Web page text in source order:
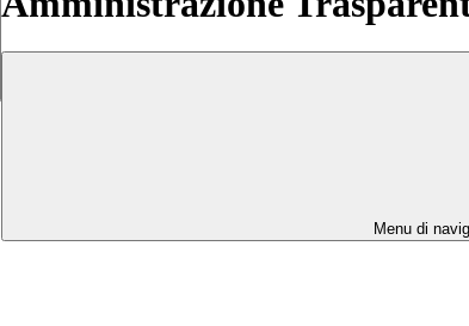
Menu di